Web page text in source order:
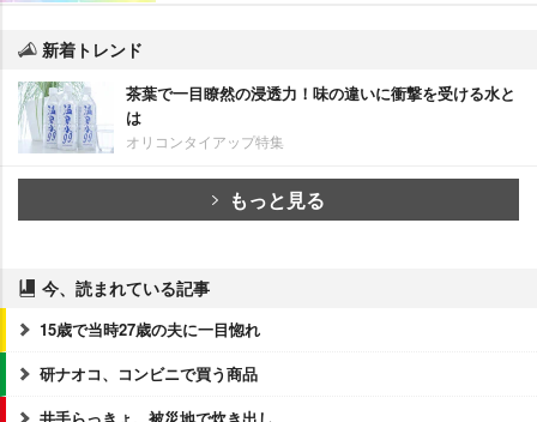
新着トレンド
茶葉で一目瞭然の浸透力！味の違いに衝撃を受ける水と
は
オリコンタイアップ特集
もっと見る
今、読まれている記事
15歳で当時27歳の夫に一目惚れ
研ナオコ、コンビニで買う商品
井手らっきょ、被災地で炊き出し